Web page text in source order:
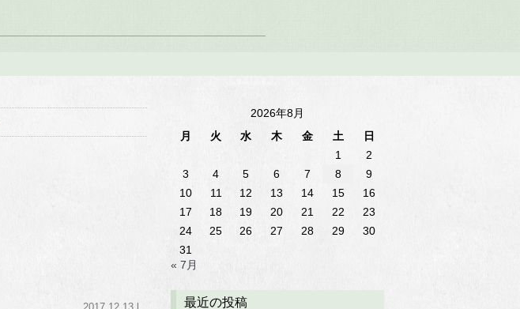
2026年8月
月
火 水 木 金 土
日
1
2
3
4 5 6 7 8
9
10
11 12 13 14 15
16
17
18 19 20 21 22
23
24
25 26 27 28 29
30
31
« 7月
最近の投稿